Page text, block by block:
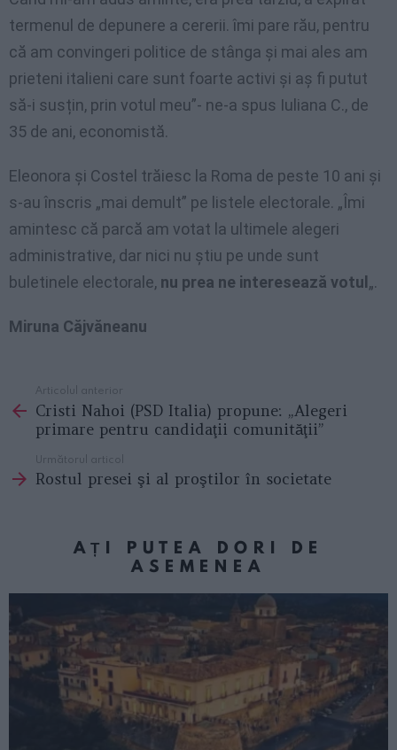
termenul de depunere a cererii. îmi pare rău, pentru
că am convingeri politice de stânga și mai ales am
prieteni italieni care sunt foarte activi și aș fi putut
să-i susțin, prin votul meu”- ne-a spus Iuliana C., de
35 de ani, economistă.
Eleonora și Costel trăiesc la Roma de peste 10 ani și
s-au înscris „mai demult” pe listele electorale. „Îmi
amintesc că parcă am votat la ultimele alegeri
administrative, dar nici nu știu pe unde sunt
buletinele electorale, nu prea ne interesează votul „.
Miruna Căjvăneanu
more
Articolul anterior
Cristi Nahoi (PSD Italia) propune: „Alegeri
primare pentru candidaţii comunităţii”
Următorul articol
Rostul presei şi al proştilor în societate
AȚI PUTEA DORI DE
ASEMENEA